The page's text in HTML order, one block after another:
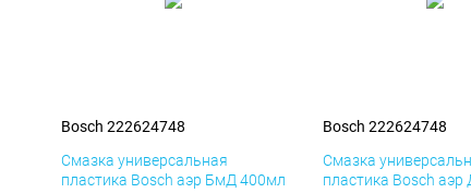
Bosch 222624748
Смазка универсальная
пластика Bosch аэр БмД 400мл
Bosch 222624748
Смазка
пластика Bosch